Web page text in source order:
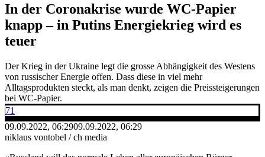
In der Coronakrise wurde WC-Papier
knapp – in Putins Energiekrieg wird es
teuer
Der Krieg in der Ukraine legt die grosse Abhängigkeit des Westens
von russischer Energie offen. Dass diese in viel mehr
Alltagsprodukten steckt, als man denkt, zeigen die Preissteigerungen
bei WC-Papier.
71
09.09.2022, 06:2909.09.2022, 06:29
niklaus vontobel / ch media